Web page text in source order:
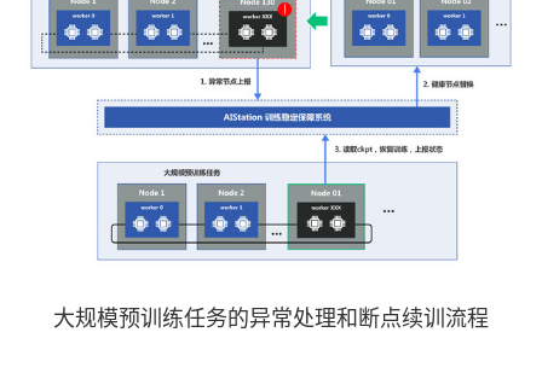
大规模预训练任务的异常处理和断点续训流程